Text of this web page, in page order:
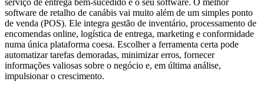
software de retalho de canábis vai muito além de um simples ponto
de venda (POS). Ele integra gestão de inventário, processamento de
encomendas online, logística de entrega, marketing e conformidade
numa única plataforma coesa. Escolher a ferramenta certa pode
automatizar tarefas demoradas, minimizar erros, fornecer
informações valiosas sobre o negócio e, em última análise,
impulsionar o crescimento.